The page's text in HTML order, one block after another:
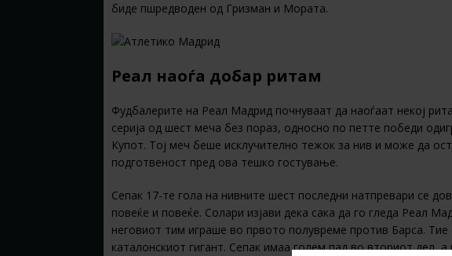
биде пшредводен од Гризман и Мората.
Реал наоѓа добар ритам
Фудбалерите на Реал Мадрид почнуваат да наоѓаат некој
серија од шест меча без пораз, односно по петте победи
Купот. Тој меч беше исклучително тежок за нив и може да
подготвеност пред ова тешко гостување.
Сепак 17-те гола на нивните шест последни натпревари се
повеќе и повеќе. Солари изјави дека сака да го гледа Реал
неговиот тим играше во првото полувреме против Барса.
каталонскиот гигант. Сепак имаа голем пад во вториот дел,